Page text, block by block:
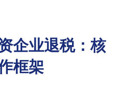
企业退税：核
框架